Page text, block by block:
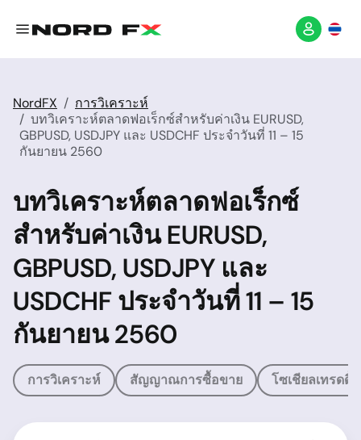
NordFX
การวิเคราะห์
บทวิเคราะห์ตลาดฟอเร็กซ์สำหรับค่าเงิน EURUSD,
GBPUSD, USDJPY และ USDCHF ประจำวันที่ 11 – 15
กันยายน 2560
บทวิเคราะห์ตลาดฟอเร็กซ์
สำหรับค่าเงิน EURUSD,
GBPUSD, USDJPY และ
USDCHF ประจำวันที่ 11 – 15
กันยายน 2560
การวิเคราะห์ สัญญาณการซื้อขาย โซเชียลเทรดดิ้ง